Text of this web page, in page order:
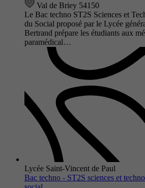
Val de Briey 54150
Le Bac techno ST2S Sciences et
du Social proposé par le Lycée
Bertrand prépare les étudiants aux
paramédical…
Lycée Saint-Vincent de Paul
Bac techno - ST2S sciences et